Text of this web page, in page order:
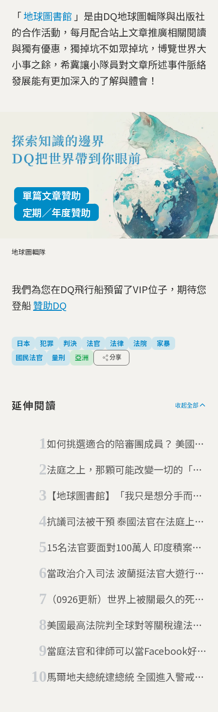
「地球圖書館 」是由DQ地球圖輯隊與出版社
的合作活動，每月配合站上文章推廣相關閱讀
與獨有優惠，獨掉坑不如眾掉坑，博覽世界大
小事之餘，希冀讓小隊員對文章所述事件脈絡
發展能有更加深入的了解與體會！
地球圖輯隊
單篇文章贊助
定期／年度贊助
我們為您在DQ飛行船預留了VIP位子，期待您
登船贊助DQ
日本 犯罪 判決 法官 法律 法院
家暴
國民法官
量刑 亞洲 分享
延伸閱讀 收起全部
如何挑選適合的陪審團成員？ 美國好
法庭之上，那顆可能改變一切的「保
【地球圖書館】「我只是想分手而
應該如何保護被害人？
抗議司法被干預 泰國法官在法庭上自
15名法官要面對100萬人 印度積案嚴
當政治介入司法 波蘭挺法官大遊行捍
（0926更新）世界上被關最久的死刑
他無罪
美國最高法院判全球對等關稅違法無
愛國！」
當庭法官和律師可以當Facebook好
馬爾地夫總統逮總統 全國進入警戒狀